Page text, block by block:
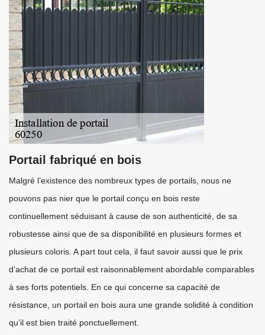
Portail fabriqué en bois
Malgré l’existence des nombreux types de portails, nous ne
pouvons pas nier que le portail conçu en bois reste
continuellement séduisant à cause de son authenticité, de sa
robustesse ainsi que de sa disponibilité en plusieurs formes et
plusieurs coloris. A part tout cela, il faut savoir aussi que le prix
d’achat de ce portail est raisonnablement abordable comparables
à ses forts potentiels. En ce qui concerne sa capacité de
résistance, un portail en bois aura une grande solidité à condition
qu’il est bien traité ponctuellement.